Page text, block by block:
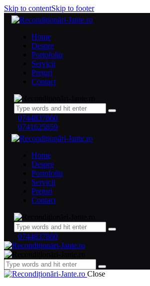
Skip to contentSkip to footer
Home
Despre
Portofoliu
Servicii
Prețuri
Contact
0744837860
0741625859
Home
Despre
Portofoliu
Servicii
Prețuri
Contact
0744837860
Close